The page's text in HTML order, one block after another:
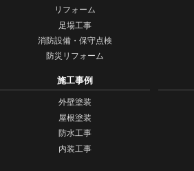
リフォーム
足場工事
消防設備・保守点検
防災リフォーム
施工事例
外壁塗装
屋根塗装
防水工事
内装工事